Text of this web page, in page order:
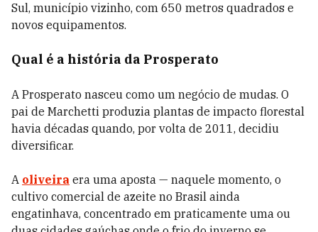
Sul, município vizinho, com 650 metros quadrados e
novos equipamentos.
Qual é a história da Prosperato
A Prosperato nasceu como um negócio de mudas. O
pai de Marchetti produzia plantas de impacto florestal
havia décadas quando, por volta de 2011, decidiu
diversificar.
A oliveira era uma aposta — naquele momento, o
cultivo comercial de azeite no Brasil ainda
engatinhava, concentrado em praticamente uma ou